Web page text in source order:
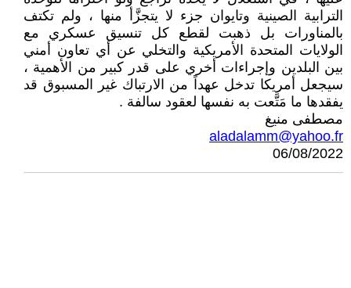
الترابية الصينية وتايوان جزء لا يتجزَّأ منها ، ولم تكتف
بالمناورات بل ذهبت لقطع كل تنسيق عسكري مع
الولايات المتحدة الأمريكية والتخلي عن أي تعاون أمني
بين البلدين وإجراءات أخري على قدر كبير من الأهمية ،
سيجعل أمريكا تدخل عهداً من الارتباك غير المسبوق قد
يفقدها ما مَتَّعت به نفسها لعقود سالفة .
مصطفى منيغ
aladalamm@yahoo.fr
06/08/2022